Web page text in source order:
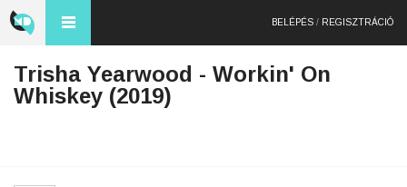
BELÉPÉS / REGISZTRÁCIÓ
Trisha Yearwood - Workin' On
Whiskey (2019)